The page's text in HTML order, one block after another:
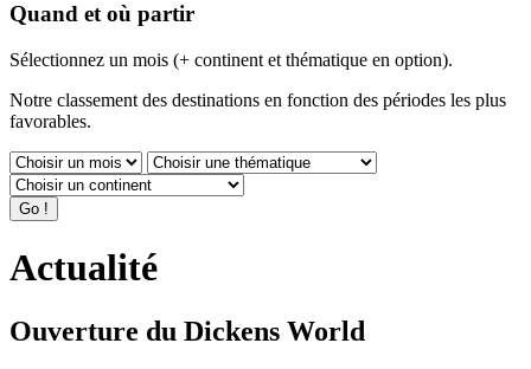
Quand et où partir
Sélectionnez un mois (+ continent et thématique en option).
Notre classement des destinations en fonction des périodes les plus
favorables.
Actualité
Ouverture du Dickens World